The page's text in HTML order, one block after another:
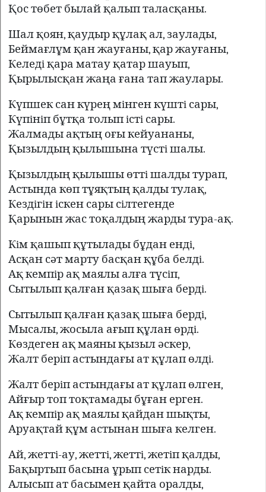
Қос төбет былай қалып таласқаны.
Шал қоян, қаудыр құлақ ал, заулады,
Беймағлұм қан жауғаны, қар жауғаны,
Келедi қара матау қатар шауып,
Қырылысқан жаңа ғана тап жаулары.
Күпшек сан күрең мiнген күштi сары,
Күпiнiп бұтқа толып iстi сары.
Жалмады ақтың оғы кейуананы,
Қызылдың қылышына түстi шалы.
Қызылдың қылышы өттi шалды турап,
Астында көп тұяқтың қалды тулақ,
Кездiгiн iскен сары сiлтегенде
Қарынын жас тоқалдың жарды тура-ақ.
Кiм қашып құтылады бұдан ендi,
Асқан сәт марту басқан құба белдi.
Ақ кемпiр ақ маялы алға түсiп,
Сытылып қалған қазақ шыға бердi.
Сытылып қалған қазақ шыға бердi,
Мысалы, жосыла ағып құлан өрдi.
Көздеген ақ маяны қызыл әскер,
Жалт берiп астындағы ат құлап өлдi.
Жалт берiп астындағы ат құлап өлген,
Айғыр топ тоқтамады бұған ерген.
Ақ кемпiр ақ маялы қайдан шықты,
Аруақтай құм астынан шыға келген.
Ай, жеттi-ау, жеттi, жеттi, жетiп қалды,
Бақыртып басына ұрып сетiк нарды.
Алысып ат басымен қайта оралды,